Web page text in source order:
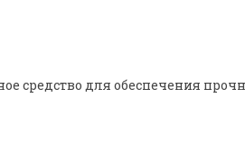
средство для обеспечения